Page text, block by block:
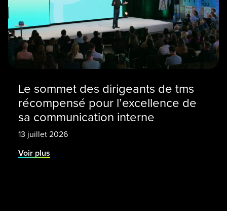
Le sommet des dirigeants de tms
récompensé pour l’excellence de
sa communication interne
13 juillet 2026
Voir plus